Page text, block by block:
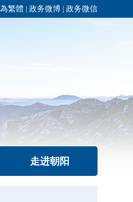
繁體 | 政务微博 | 政务微信
走进朝阳